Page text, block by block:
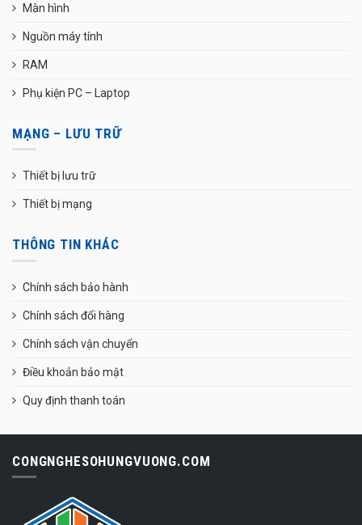
Màn hình
Nguồn máy tính
RAM
Phụ kiện PC – Laptop
MẠNG – LƯU TRỮ
Thiết bị lưu trữ
Thiết bị mạng
THÔNG TIN KHÁC
Chính sách bảo hành
Chính sách đổi hàng
Chính sách vận chuyển
Điều khoản bảo mật
Quy định thanh toán
CONGNGHESOHUNGVUONG.COM